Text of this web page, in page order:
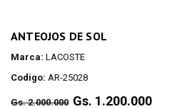
ANTEOJOS DE SOL
Marca: LACOSTE
Codigo: AR-25028
Regular
Gs. 2.000.000 Gs. 1.200.000